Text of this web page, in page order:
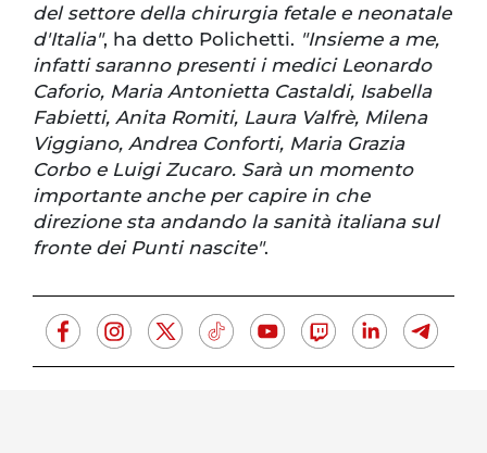
del settore della chirurgia fetale e neonatale
d'Italia", ha detto Polichetti. "Insieme a me,
infatti saranno presenti i medici Leonardo
Caforio, Maria Antonietta Castaldi, Isabella
Fabietti, Anita Romiti, Laura Valfrè, Milena
Viggiano, Andrea Conforti, Maria Grazia
Corbo e Luigi Zucaro. Sarà un momento
importante anche per capire in che
direzione sta andando la sanità italiana sul
fronte dei Punti nascite".